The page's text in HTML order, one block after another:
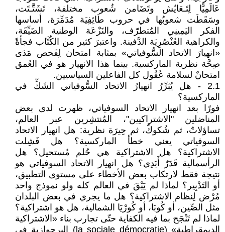
عَالَمِيًّا لِتَـعَايُش وتَضَامن شُعوب مختلفة، تَشَتَّـتَت،
وسَقَطَت شعوبُها في حروب طَائِفِيَة مُدَمِّرَة، أساسها
الفكر اليَمِينِي المُتطرّف، والنَزْعَة الوطنية الضَيِّقَة،
والكراهية العُنْصُرِيَة الدَّفينة. واعتبرَ كثير من الكُتَّاب فجأةً
«انهيارَ الاتحاد السُّوفياتي» بمثابة امتحان لِفَحص مَدَى
صِحَّة نظرية الماركسية. بينما هذا الانهيار هو في العُمق
امتحانٌ لسلامة عُقُول كل الفاعلين السياسيين.
2.1 - هل يُبَرِّرُ انهيارُ الاتحاد السُّوفياتي الشَكِّ في
الماركسية؟
فورًا بعد انهيار الاتحاد السوفياتي، ظهرت لدى بعض
المناضلين "الاشتراكيين"، المُنتشِرين عبر العالم،
تساؤلاتٌ، ثم شُكوكٌ، ثم حِيرَة نظرية: هل انهيار الاتحاد
السوفياتي يعني خطأ الماركسية؟ هل فَشِلت
الاشتراكية؟ هل الاشتراكية هي حُلم مُستحيل؟ هل
الرأسمالية قَدَرٌ أَبَدِي؟ هل انهيار الاتحاد السوفياتي هو
نتيجة فقط لارتكاب بعض الأخطاء على مستوى التطبيق،
أو التَدْبِير؟ لماذا لم يَبْقَ في العالم كله ولو نموذج واحد
مُرْض لِنظام الاشتراكية؟ هل ما يجري في بعض البلدان
مثل الصِّين، أو كُوبَا، أو كُورْيَا الشمالية، هل هو اشتراكية؟
لماذا لم تَنْجَح بما فيه الكفاية حتّى تجارب بناء «الاشتراكية
الديمقراطية» (la sociale démocratie) البرجوازية في